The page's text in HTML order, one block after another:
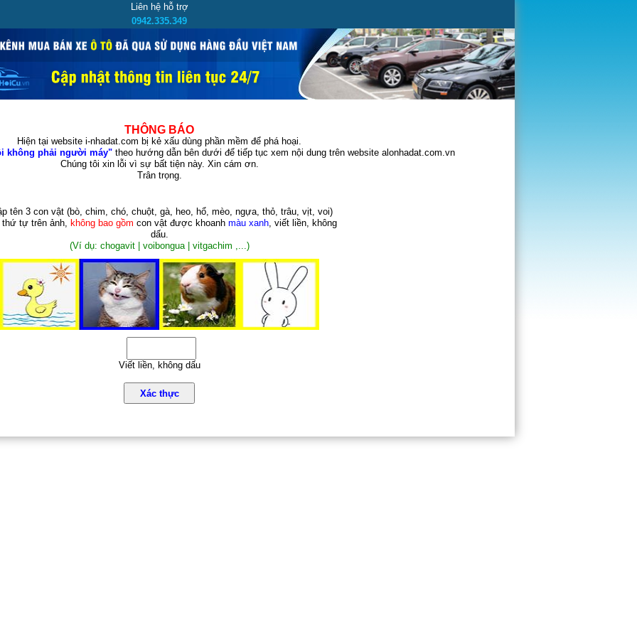
Liên hệ hỗ trợ
0942.335.349
THÔNG BÁO
Hiện tại website i-nhadat.com bị kẻ xấu dùng phần mềm để phá hoại.
không phải người máy"theo hướng dẫn bên dưới để tiếp tục xem nội dung trên website alonhadat.com.vn
Chúng tôi xin lỗi vì sự bất tiện này. Xin cám ơn.
Trân trọng.
tên 3 con vật (bò, chim, chó, chuột, gà, heo, hổ, mèo, ngựa, thỏ, trâu, vịt, voi)
thứ tự trên ảnh, không bao gồm con vật được khoanh màu xanh, viết liền, không
dấu.
(Ví dụ: chogavit | voibongua | vitgachim ,...)
Viết liền, không dấu
Xác thực